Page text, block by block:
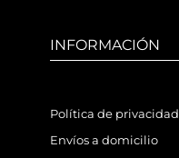
INFORMACIÓN
Política de privacidad
Envíos a domicilio